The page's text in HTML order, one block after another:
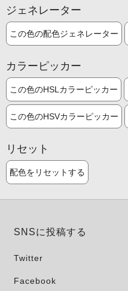
ジェネレーター
この色の配色ジェネレーター
カラーピッカー
この色のHSLカラーピッカー
この色のHSVカラーピッカー
リセット
配色をリセットする
SNSに投稿する
Twitter
Facebook